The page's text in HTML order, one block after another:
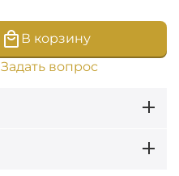
В корзину
Задать вопрос